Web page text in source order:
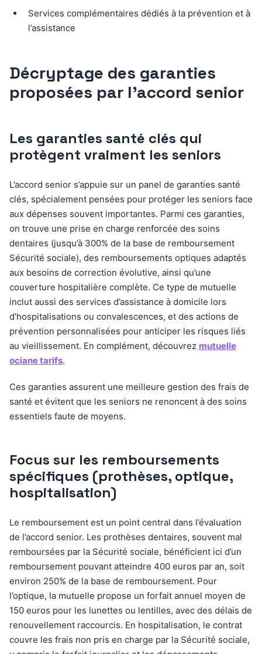
Services complémentaires dédiés à la prévention et à
l’assistance
Décryptage des garanties
proposées par l’accord senior
Les garanties santé clés qui
protègent vraiment les seniors
L’accord senior s’appuie sur un panel de garanties santé
clés, spécialement pensées pour protéger les seniors face
aux dépenses souvent importantes. Parmi ces garanties,
on trouve une prise en charge renforcée des soins
dentaires (jusqu’à 300% de la base de remboursement
Sécurité sociale), des remboursements optiques adaptés
aux besoins de correction évolutive, ainsi qu’une
couverture hospitalière complète. Ce type de mutuelle
inclut aussi des services d’assistance à domicile lors
d’hospitalisations ou convalescences, et des actions de
prévention personnalisées pour anticiper les risques liés
au vieillissement. En complément, découvrez mutuelle
ociane tarifs.
Ces garanties assurent une meilleure gestion des frais de
santé et évitent que les seniors ne renoncent à des soins
essentiels faute de moyens.
Focus sur les remboursements
spécifiques (prothèses, optique,
hospitalisation)
Le remboursement est un point central dans l’évaluation
de l’accord senior. Les prothèses dentaires, souvent mal
remboursées par la Sécurité sociale, bénéficient ici d’un
remboursement pouvant atteindre 400 euros par an, soit
environ 250% de la base de remboursement. Pour
l’optique, la mutuelle propose un forfait annuel moyen de
150 euros pour les lunettes ou lentilles, avec des délais de
renouvellement raccourcis. En hospitalisation, le contrat
couvre les frais non pris en charge par la Sécurité sociale,